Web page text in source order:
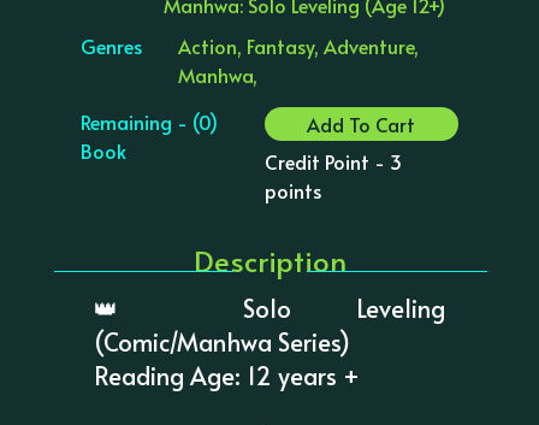
Genres
Action, Fantasy, Adventure,
Manhwa,
Remaining - (0)
Book
Add To Cart
Credit Point - 3
points
Description
👑 Solo Leveling
(Comic/Manhwa Series)
Reading Age: 12 years +